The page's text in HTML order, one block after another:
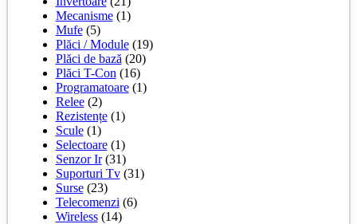
Mecanisme (1)
Mufe (5)
Plăci / Module (19)
Plăci de bază (20)
Plăci T-Con (16)
Programatoare (1)
Relee (2)
Rezistențe (1)
Scule (1)
Selectoare (1)
Senzor Ir (31)
Suporturi Tv (31)
Surse (23)
Telecomenzi (6)
Wireless (14)